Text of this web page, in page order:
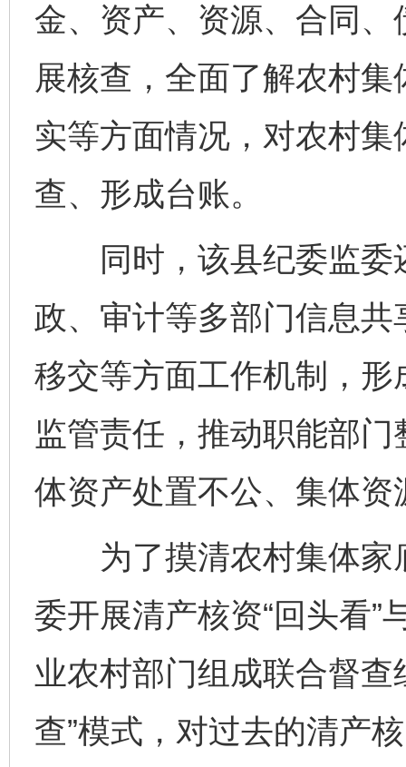
金、资产、资源、合同
展核查，全面了解农村集
实等方面情况，对农村集
查、形成台账。
同时，该县纪委监委
政、审计等多部门信息
移交等方面工作机制，
监管责任，推动职能部
体资产处置不公、集体
为了摸清农村集体家
委开展清产核资“回头看”
业农村部门组成联合督
查”模式，对过去的清产